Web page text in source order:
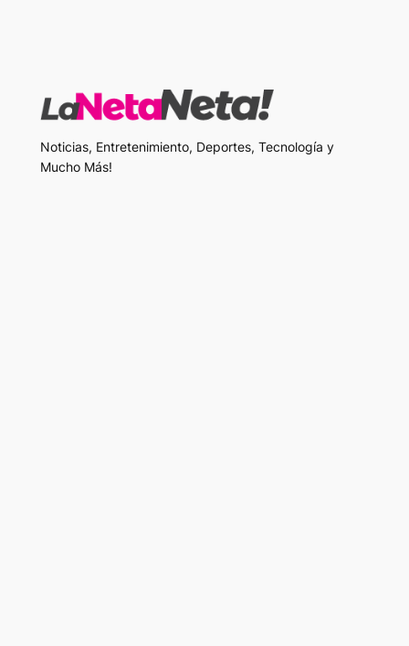
Noticias, Entretenimiento, Deportes, Tecnología y
Mucho Más!